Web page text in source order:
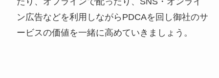
ン広告などを利用しながらPDCAを回し御社のサ
ービスの価値を一緒に高めていきましょう。